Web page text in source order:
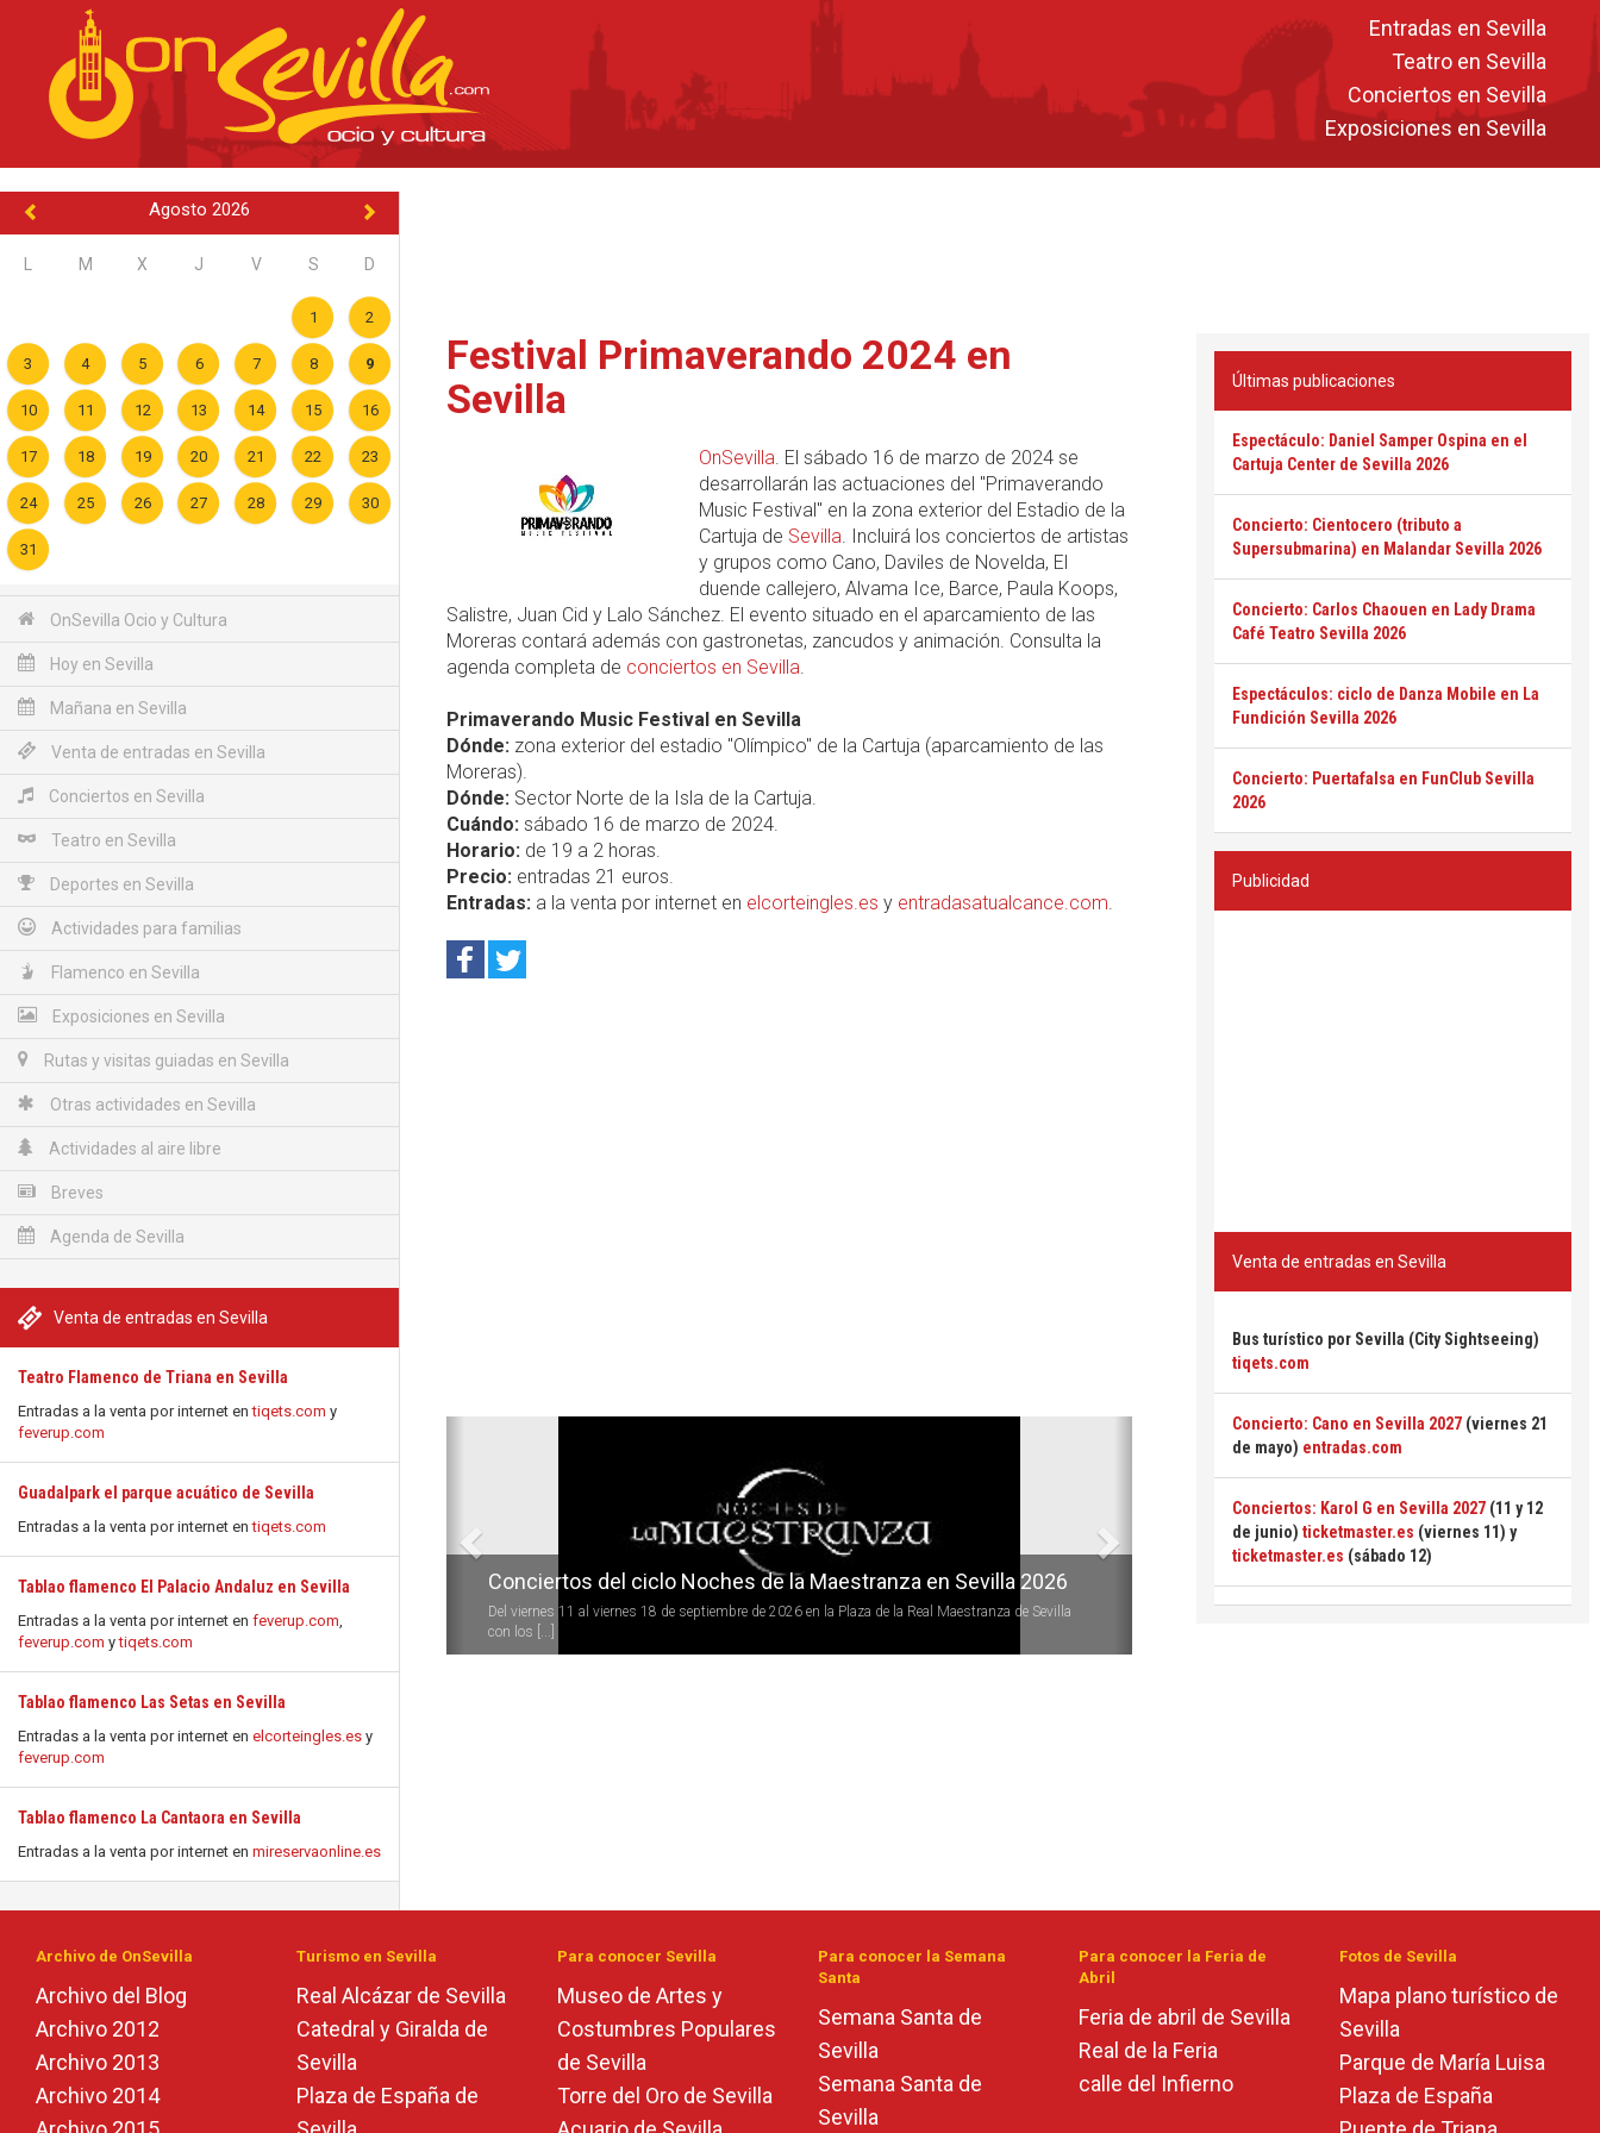
Entradas en Sevilla
Teatro en Sevilla
Conciertos en Sevilla
Exposiciones en Sevilla
Agosto 2026
M X J V S D
1 2
3 4 5 6 7 8 9
10 11 12 13 14 15 16
17 18 19 20 21 22 23
24 25 26 27 28 29 30
31
OnSevilla Ocio y Cultura
Hoy en Sevilla
Mañana en Sevilla
Venta de entradas en Sevilla
Conciertos en Sevilla
Teatro en Sevilla
Deportes en Sevilla
Actividades para familias
Flamenco en Sevilla
Exposiciones en Sevilla
Rutas y visitas guiadas en Sevilla
Otras actividades en Sevilla
Actividades al aire libre
Breves
Agenda de Sevilla
Venta de entradas en Sevilla
Teatro Flamenco de Triana en Sevilla
Entradas a la venta por internet entiqets.com y
feverup.com
Guadalpark el parque acuático de Sevilla
Entradas a la venta por internet entiqets.com
Tablao flamenco El Palacio Andaluz en Sevilla
Entradas a la venta por internet en feverup.com,
feverup.com ytiqets.com
Tablao flamenco Las Setas en Sevilla
Entradas a la venta por internet en elcorteingles.es y
feverup.com
Tablao flamenco La Cantaora en Sevilla
Entradas a la venta por internet en mireservaonline.es
Festival Primaverando 2024 en
Sevilla
OnSevilla. El sábado 16 de marzo de 2024 se
desarrollarán las actuaciones del "Primaverando
Music Festival" en la zona exterior del Estadio de la
Cartuja de Sevilla. Incluirá los conciertos de artistas
y grupos como Cano, Daviles de Novelda, El
duende callejero, Alvama Ice, Barce, Paula Koops,
Salistre, Juan Cid y Lalo Sánchez. El evento situado en el aparcamiento de las
Moreras contará además con gastronetas, zancudos y animación. Consulta la
agenda completa de conciertos en Sevilla.
Primaverando Music Festival en Sevilla
Dónde: zona exterior del estadio "Olímpico" de la Cartuja (aparcamiento de las
Moreras).
Dónde: Sector Norte de la Isla de la Cartuja.
Cuándo: sábado 16 de marzo de 2024.
Horario: de 19 a 2 horas.
Precio: entradas 21 euros.
Entradas: a la venta por internet en elcorteingles.es y entradasatualcance.com.
Conciertos del ciclo Noches de la Maestranza en Sevilla 2026
Del viernes 11 al viernes 18 de septiembre de 2026 en la Plaza de la Real Maestranza de Sevilla
con los [...]
Últimas publicaciones
Espectáculo: Daniel Samper Ospina en el
Cartuja Center de Sevilla 2026
Concierto: Cientocero (tributo a
Supersubmarina) en Malandar Sevilla 2026
Concierto: Carlos Chaouen en Lady Drama
Café Teatro Sevilla 2026
Espectáculos: ciclo de Danza Mobile en La
Fundición Sevilla 2026
Concierto: Puertafalsa en FunClub Sevilla
2026
Publicidad
Venta de entradas en Sevilla
Bus turístico por Sevilla (City Sightseeing)
tiqets.com
Concierto: Cano en Sevilla 2027 (viernes 21
de mayo) entradas.com
Conciertos: Karol G en Sevilla 2027 (11 y 12
de junio) ticketmaster.es (viernes 11) y
ticketmaster.es (sábado 12)
Archivo de OnSevilla
Archivo del Blog
Archivo 2012
Archivo 2013
Archivo 2014
Turismo en Sevilla
Real Alcázar de Sevilla
Catedral y Giralda de
Sevilla
Plaza de España de
Para conocer Sevilla
Museo de Artes y
Costumbres Populares
de Sevilla
Torre del Oro de Sevilla
Para conocer la Semana
Santa
Semana Santa de
Sevilla
Semana Santa de
Sevilla
Para conocer la Feria de
Abril
Feria de abril de Sevilla
Real de la Feria
calle del Infierno
Fotos de Sevilla
Mapa plano turístico de
Sevilla
Parque de María Luisa
Plaza de España